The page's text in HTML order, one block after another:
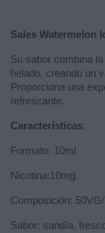
Sales Watermelon
Su sabor combina
helado, creando un
Proporciona una
refrescante.
Características:
Formato: 10ml
Nicotina:10mg.
Composición:
Sabor: sandía,